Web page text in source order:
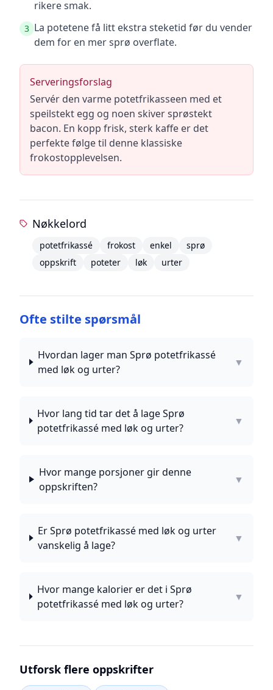
rikere smak.
3 La potetene få litt ekstra steketid før du vender
dem for en mer sprø overflate.
Serveringsforslag
Servér den varme potetfrikasseen med et
speilstekt egg og noen skiver sprøstekt
bacon. En kopp frisk, sterk kaffe er det
perfekte følge til denne klassiske
frokostopplevelsen.
Nøkkelord
potetfrikassé frokost enkel
sprø
oppskrift
poteter løk urter
Ofte stilte spørsmål
Hvordan lager man Sprø potetfrikassé
med løk og urter?
▼
Hvor lang tid tar det å lage Sprø
potetfrikassé med løk og urter?
▼
Hvor mange porsjoner gir denne
oppskriften?
▼
Er Sprø potetfrikassé med løk og urter
vanskelig å lage?
▼
Hvor mange kalorier er det i Sprø
potetfrikassé med løk og urter?
▼
Utforsk flere oppskrifter